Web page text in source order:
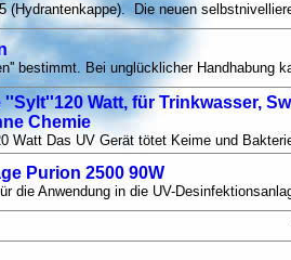
(Hydrantenkappe). Die neuen
bestimmt. Bei unglücklicher Handhabung
Watt, für Trinkwasser,
Chemie
Watt Das UV Gerät tötet Keime und
Purion 2500 90W
die Anwendung in die UV-